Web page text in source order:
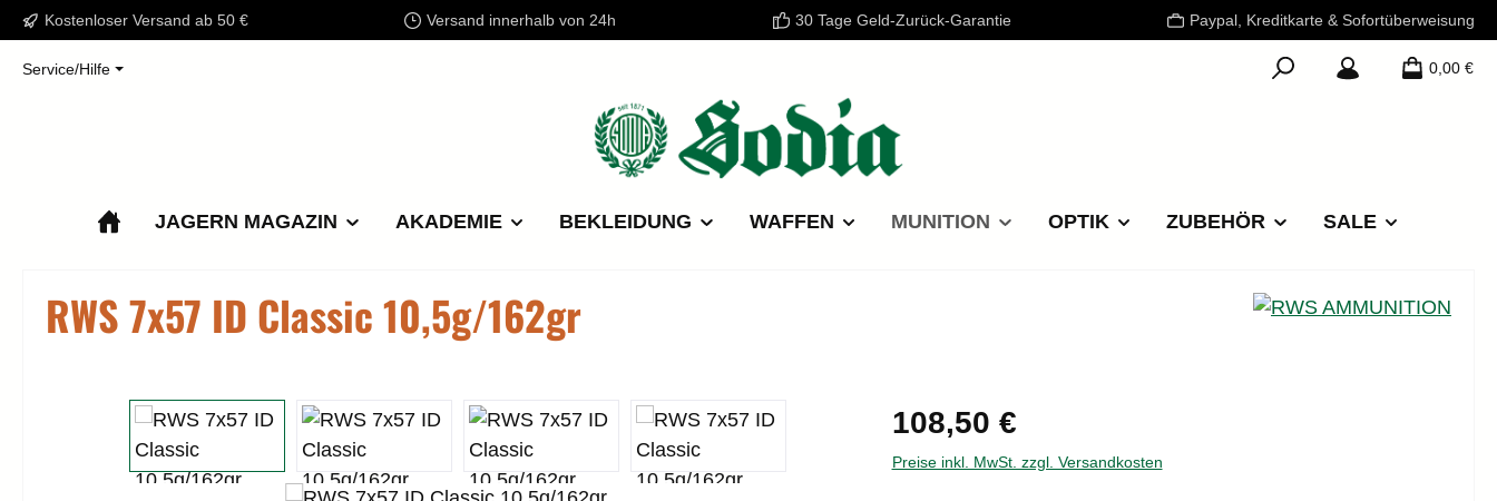
Hauptinhalt springen
Zur Suche springen
Zur Hauptnavigation springen
Kostenloser Versand ab 50 € Versand innerhalb von 24h 30 Tage Geld-Zurück-Garantie Paypal, Kreditkarte & Sofortüberweisung
Service/Hilfe 0,00 €
JAGERN MAGAZIN AKADEMIE BEKLEIDUNG WAFFEN MUNITION OPTIK ZUBEHÖR SALE
RWS 7x57 ID Classic 10,5g/162gr
Bildergalerie überspringen Regulärer Preis:
108,50 €
Preise inkl. MwSt. zzgl. Versandkosten